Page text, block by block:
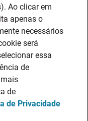
Ao clicar em
apenas o
necessários
será
essa
de
de
de Privacidade